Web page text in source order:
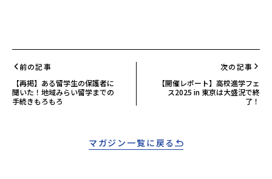
前の記事
【再掲】ある留学生の保護者に
聞いた！地域みらい留学までの
手続きもろもろ
次の記事
【開催レポート】高校進学フェ
ス2025 in 東京は大盛況で終
了！
マガジン一覧に戻る